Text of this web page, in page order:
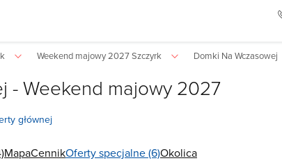
Weekend majowy 2027 Szczyrk Domki Na Wczasowej
- Weekend majowy 2027
głównej
MapaCennikOferty specjalne (6)Okolica